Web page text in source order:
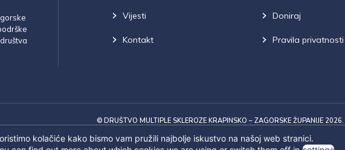
Vijesti
Kontakt
Doniraj
Pravila privatnosti
© DRUŠTVO MULTIPLE SKLEROZE KRAPINSKO – ZAGORSKE ŽUPANIJE 2026.
kolačiće kako bismo vam pružili najbolje iskustvo na našoj web stranici.